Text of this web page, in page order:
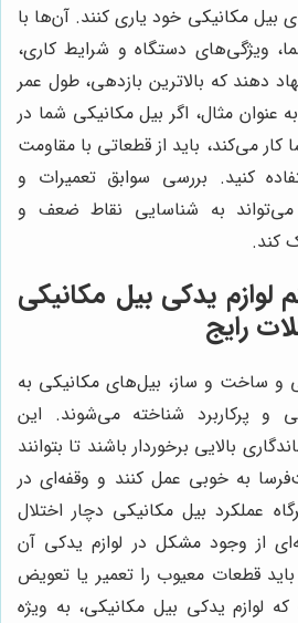
بیل مکانیکی خود یاری کنند. آن‌ها با
ویژگی‌های دستگاه و شرایط کاری،
دهند که بالاترین بازدهی، طول عمر
عنوان مثال، اگر بیل مکانیکی شما در
می‌کند، باید از قطعاتی با مقاومت
کنید. بررسی سوابق تعمیرات و
می‌تواند به شناسایی نقاط ضعف و
کند.
یدکی بیل مکانیکی
رایج
و ساخت و ساز، بیل‌های مکانیکی به
و پرکاربرد شناخته می‌شوند. این
بالایی برخوردار باشند تا بتوانند
به خوبی عمل کنند و وقفه‌ای در
عملکرد بیل مکانیکی دچار اختلال
از وجود مشکل در لوازم یدکی آن
قطعات معیوب را تعمیر یا تعویض
لوازم یدکی بیل مکانیکی، به ویژه